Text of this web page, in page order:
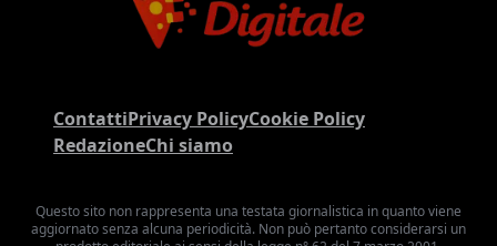
ContattiPrivacy PolicyCookie Policy
RedazioneChi siamo
Questo sito non rappresenta una testata giornalistica in quanto viene
aggiornato senza alcuna periodicità. Non può pertanto considerarsi un